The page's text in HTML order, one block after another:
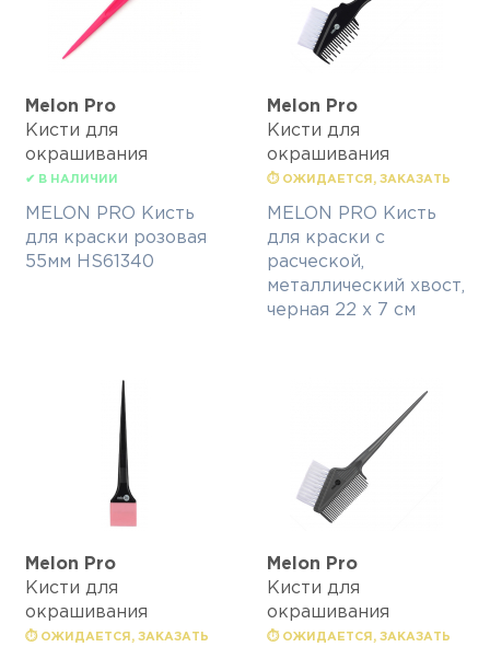
Melon Pro
Кисти для
окрашивания
✔ В НАЛИЧИИ
MELON PRO Кисть
для краски розовая
55мм HS61340
Melon Pro
Кисти для
окрашивания
⏱ ОЖИДАЕТСЯ, ЗАКАЗАТЬ
MELON PRO Кисть
для краски с
расческой,
металлический хвост,
черная 22 х 7 см
Melon Pro
Кисти для
окрашивания
⏱ ОЖИДАЕТСЯ, ЗАКАЗАТЬ
Melon Pro
Кисти для
окрашивания
⏱ ОЖИДАЕТСЯ, ЗАКАЗАТЬ